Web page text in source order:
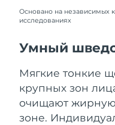
Основано на независимых
исследованиях
Умный
Мягкие тонкие
крупных зон
очищают жирную
зоне.
Южно-
Республика